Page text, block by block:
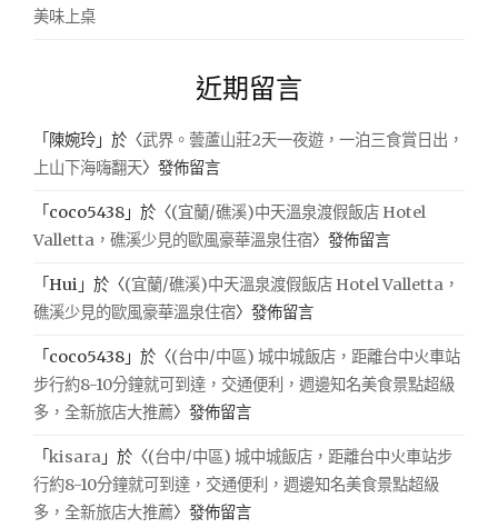
美味上桌
近期留言
「 陳婉玲 」於〈武界。蕓蘆山莊2天一夜遊，一泊三食賞日出，
上山下海嗨翻天〉發佈留言
「 coco5438 」於〈(宜蘭/礁溪)中天溫泉渡假飯店 Hotel
Valletta，礁溪少見的歐風豪華溫泉住宿〉發佈留言
「Hui 」於〈(宜蘭/礁溪)中天溫泉渡假飯店 Hotel Valletta，
礁溪少見的歐風豪華溫泉住宿〉發佈留言
「 coco5438 」於〈(台中/中區) 城中城飯店，距離台中火車站
步行約8-10分鐘就可到達，交通便利，週邊知名美食景點超級
多，全新旅店大推薦〉發佈留言
「kisara 」於〈(台中/中區) 城中城飯店，距離台中火車站步
行約8-10分鐘就可到達，交通便利，週邊知名美食景點超級
多，全新旅店大推薦〉發佈留言